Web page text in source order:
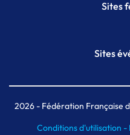
Sites
Sites
Meeting
MAIF
2026- Fédération Française
Conditions d'utilisation -